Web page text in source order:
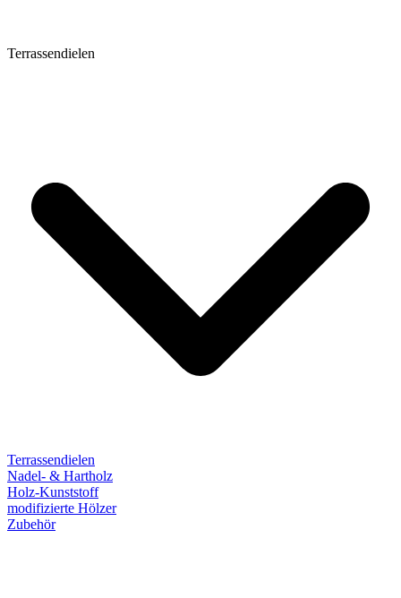
Terrassendielen
Terrassendielen
Nadel- & Hartholz
Holz-Kunststoff
modifizierte Hölzer
Zubehör